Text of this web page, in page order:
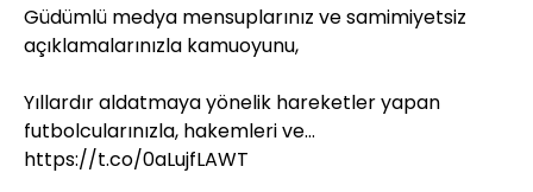
Güdümlü medya mensuplarınız ve samimiyetsiz
açıklamalarınızla kamuoyunu,
Yıllardır aldatmaya yönelik hareketler yapan
futbolcularınızla, hakemleri ve…
https://t.co/0aLujfLAWT